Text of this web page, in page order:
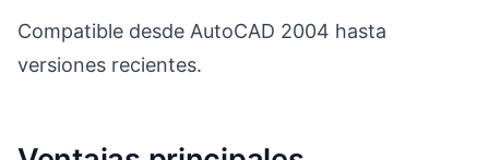
Compatible desde AutoCAD 2004 hasta
versiones recientes.